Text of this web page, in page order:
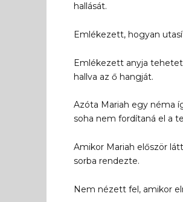
hallását.
Emlékezett, hogyan
Emlékezett anyja
hallva az ő hangját.
Azóta Mariah egy néma
soha nem fordítaná el a
Amikor Mariah először
sorba rendezte.
Nem nézett fel, amikor